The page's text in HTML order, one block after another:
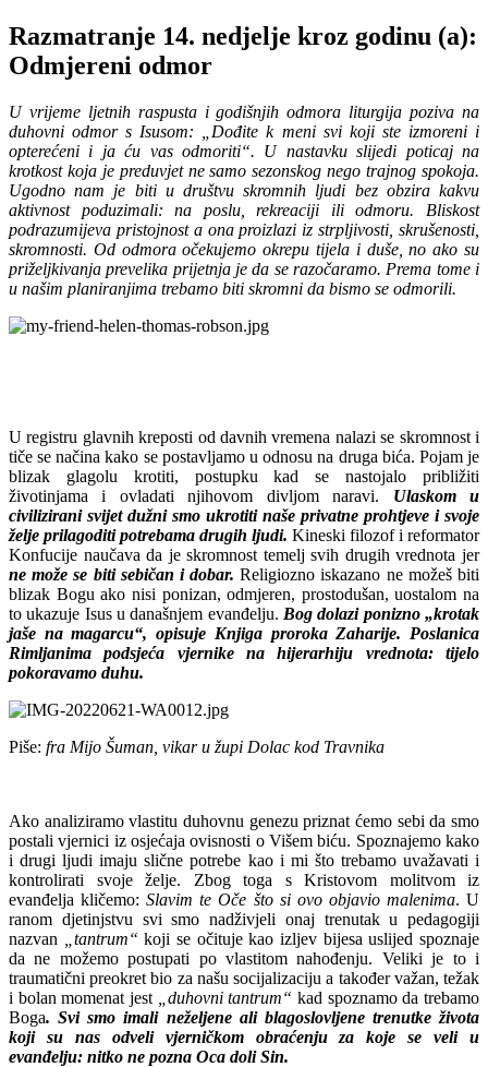
Razmatranje 14. nedjelje kroz godinu (a):
Odmjereni odmor
U vrijeme ljetnih raspusta i godišnjih odmora liturgija poziva na
duhovni odmor s Isusom: „Dođite k meni svi koji ste izmoreni i
opterećeni i ja ću vas odmoriti“. U nastavku slijedi poticaj na
krotkost koja je preduvjet ne samo sezonskog nego trajnog spokoja.
Ugodno nam je biti u društvu skromnih ljudi bez obzira kakvu
aktivnost poduzimali: na poslu, rekreaciji ili odmoru. Bliskost
podrazumijeva pristojnost a ona proizlazi iz strpljivosti, skrušenosti,
skromnosti. Od odmora očekujemo okrepu tijela i duše, no ako su
priželjkivanja prevelika prijetnja je da se razočaramo. Prema tome i
u našim planiranjima trebamo biti skromni da bismo se odmorili.
U registru glavnih kreposti od davnih vremena nalazi se skromnost i
tiče se načina kako se postavljamo u odnosu na druga bića. Pojam je
blizak glagolu krotiti, postupku kad se nastojalo približiti
životinjama i ovladati njihovom divljom naravi. Ulaskom u
civilizirani svijet dužni smo ukrotiti naše privatne prohtjeve i svoje
želje prilagoditi potrebama drugih ljudi. Kineski filozof i reformator
Konfucije naučava da je skromnost temelj svih drugih vrednota jer
ne može se biti sebičan i dobar. Religiozno iskazano ne možeš biti
blizak Bogu ako nisi ponizan, odmjeren, prostodušan, uostalom na
to ukazuje Isus u današnjem evanđelju. Bog dolazi ponizno „krotak
jaše na magarcu“, opisuje Knjiga proroka Zaharije. Poslanica
Rimljanima podsjeća vjernike na hijerarhiju vrednota: tijelo
pokoravamo duhu.
Piše: fra Mijo Šuman, vikar u župi Dolac kod Travnika
Ako analiziramo vlastitu duhovnu genezu priznat ćemo sebi da smo
postali vjernici iz osjećaja ovisnosti o Višem biću. Spoznajemo kako
i drugi ljudi imaju slične potrebe kao i mi što trebamo uvažavati i
kontrolirati svoje želje. Zbog toga s Kristovom molitvom iz
evanđelja kličemo: Slavim te Oče što si ovo objavio malenima. U
ranom djetinjstvu svi smo nadživjeli onaj trenutak u pedagogiji
nazvan
„tantrum“ koji se očituje kao izljev bijesa uslijed spoznaje
da ne možemo postupati po vlastitom nahođenju. Veliki je to i
traumatični preokret bio za našu socijalizaciju a također važan, težak
i bolan momenat jest
„duhovni tantrum“ kad spoznamo da trebamo
Boga. Svi smo imali neželjene ali blagoslovljene trenutke života
koji su nas odveli vjerničkom obraćenju za koje se veli u
evanđelju: nitko ne pozna Oca doli Sin.